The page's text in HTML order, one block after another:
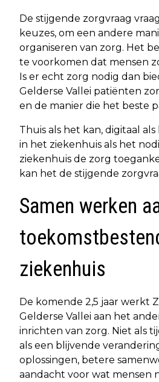
De stijgende zorgvraag
keuzes, om een andere
organiseren van zorg. Het
te voorkomen dat mensen
Is er echt zorg nodig dan
Gelderse Vallei patiënten
en de manier die het beste
Thuis als het kan, digitaal
in het ziekenhuis als het
ziekenhuis de zorg
kan het de stijgende
Samen werken
ziekenhuis
De komende 2,5 jaar werkt
Gelderse Vallei aan het
inrichten van zorg. Niet als
als een blijvende
oplossingen, betere
aandacht voor wat mensen